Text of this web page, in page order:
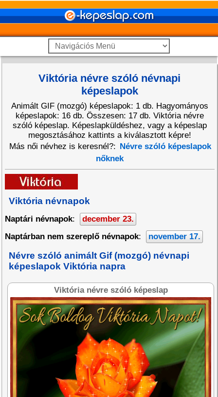
Viktória névre szóló névnapi
képeslapok
Animált GIF (mozgó) képeslapok: 1 db. Hagyományos
képeslapok: 16 db. Összesen: 17 db. Viktória névre
szóló képeslap. Képeslapküldéshez, vagy a képeslap
megosztásához kattints a kiválasztott képre!
Más női névhez is keresnél?: Névre szóló képeslapok
nőknek
Viktória névnapok
Naptári névnapok:
december 23.
Naptárban nem szereplő névnapok: november 17.
Névre szóló animált Gif (mozgó) névnapi
képeslapok Viktória napra
Viktória névre szóló képeslap